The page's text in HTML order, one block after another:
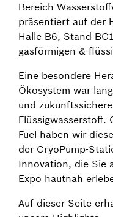
Bereich
präsentiert auf der
Halle B6, Stand
gasförmigen &
Eine besondere
Ökosystem war
und
Flüssigwasserstoff.
Fuel haben wir
der CryoPump-
Innovation, die Sie
Expo hautnah
Auf dieser Seite